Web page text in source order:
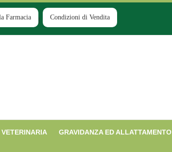
Farmacia Condizioni di Vendita
VETERINARIA GRAVIDANZA ED ALLATTAMENTO